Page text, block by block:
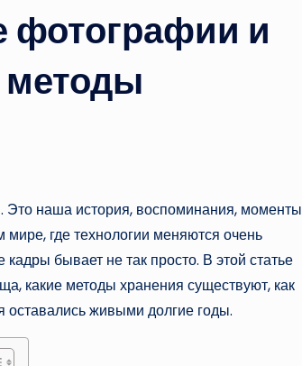
фотографии и
наша история, воспоминания, моменты
мире, где технологии меняются очень
бывает не так просто. В этой статье
какие методы хранения существуют, как
оставались живыми долгие годы.